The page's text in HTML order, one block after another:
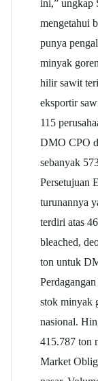
ini,” ungkap
mengetahui
punya
minyak
hilir sawit
eksportir
115
DMO CPO
sebanyak
Persetujuan
turunannya
terdiri atas
bleached,
ton untuk
stok minyak
nasional.
415.787 ton
Market